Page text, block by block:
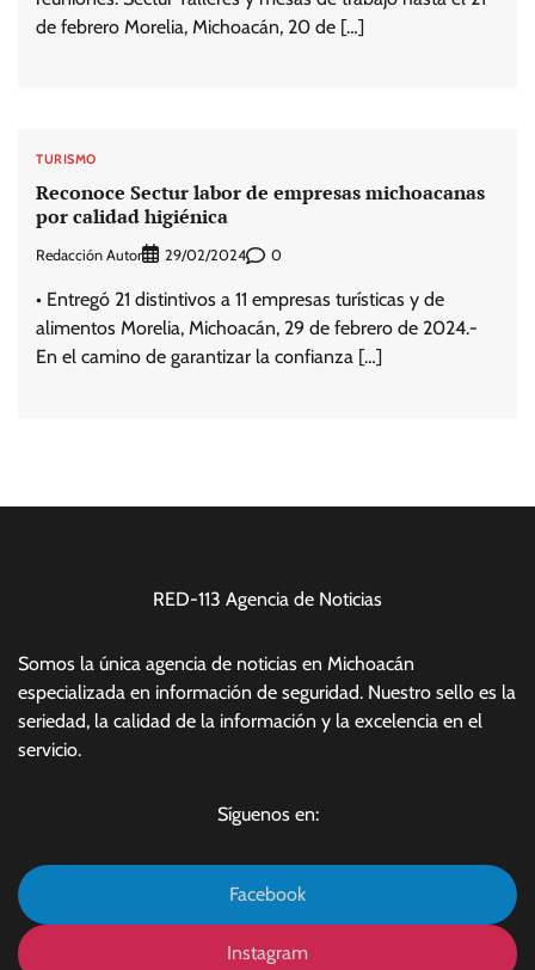
de febrero Morelia, Michoacán, 20 de […]
TURISMO
Reconoce Sectur labor de empresas michoacanas
por calidad higiénica
Redacción Autor 29/02/2024 0
• Entregó 21 distintivos a 11 empresas turísticas y de
alimentos Morelia, Michoacán, 29 de febrero de 2024.-
En el camino de garantizar la confianza […]
RED-113 Agencia de Noticias
Somos la única agencia de noticias en Michoacán
especializada en información de seguridad. Nuestro sello es la
seriedad, la calidad de la información y la excelencia en el
servicio.
Síguenos en:
Facebook
Instagram